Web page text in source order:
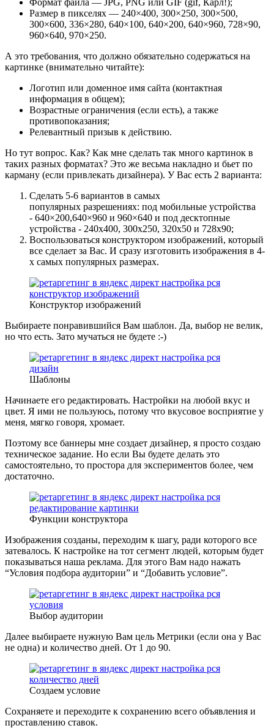
Размер в пикселях — 240×400, 300×250, 300×500,
300×600, 336×280, 640×100, 640×200, 640×960, 728×90,
960×640, 970×250.
А это требования, что должно обязательно содержаться на
картинке (внимательно читайте):
Логотип или доменное имя сайта (контактная
информация в общем);
Возрастные ограничения (если есть), а также
противопоказания;
Релевантный призыв к действию.
Но тут вопрос. Как? Как мне сделать так много картинок в
таких разных форматах? Это же весьма накладно и бьет по
карману (если привлекать дизайнера). У Вас есть 2 варианта:
Сделать 5-6 вариантов в самых
популярных разрешениях: под мобильные устройства
- 640×200,640×960 и 960×640 и под десктопные
устройства - 240х400, 300х250, 320х50 и 728х90;
Воспользоваться конструктором изображений, который
все сделает за Вас. И сразу изготовить изображения в 4-
х самых популярных размерах.
Конструктор изображений
Выбираете понравившийся Вам шаблон. Да, выбор не велик,
но что есть. Зато мучаться не будете :-)
Шаблоны
Начинаете его редактировать. Настройки на любой вкус и
цвет. Я ими не пользуюсь, потому что вкусовое восприятие у
меня, мягко говоря, хромает.
Поэтому все баннеры мне создает дизайнер, я просто создаю
техническое задание. Но если Вы будете делать это
самостоятельно, то простора для экспериментов более, чем
достаточно.
Функции конструктора
Изображения созданы, переходим к шагу, ради которого все
затевалось. К настройке на тот сегмент людей, которым будет
показываться наша реклама. Для этого Вам надо нажать
“Условия подбора аудитории” и “Добавить условие”.
Выбор аудитории
Далее выбираете нужную Вам цель Метрики (если она у Вас
не одна) и количество дней. От 1 до 90.
Создаем условие
Сохраняете и переходите к сохранению всего объявления и
проставлению ставок.